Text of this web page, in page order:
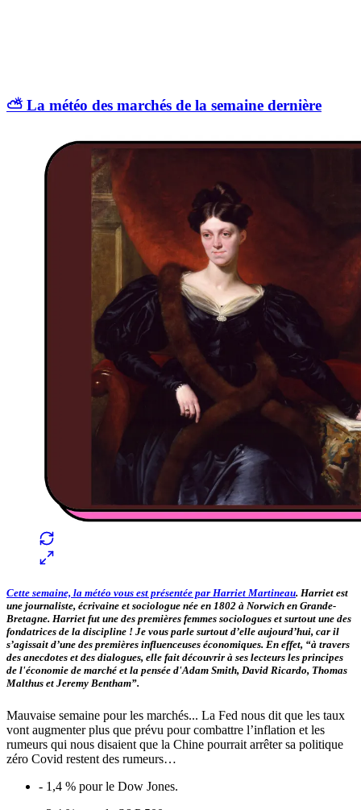
⛅️ La météo des marchés de la semaine dernière
Cette semaine, la météo vous est présentée par Harriet Martineau. Harriet est
une journaliste, écrivaine et sociologue née en 1802 à Norwich en Grande-
Bretagne. Harriet fut une des premières femmes sociologues et surtout une des
fondatrices de la discipline ! Je vous parle surtout d’elle aujourd’hui, car il
s’agissait d’une des premières influenceuses économiques. En effet, “à travers
des anecdotes et des dialogues, elle fait découvrir à ses lecteurs les principes
de l'économie de marché et la pensée d'Adam Smith, David Ricardo, Thomas
Malthus et Jeremy Bentham”.
Mauvaise semaine pour les marchés... La Fed nous dit que les taux
vont augmenter plus que prévu pour combattre l’inflation et les
rumeurs qui nous disaient que la Chine pourrait arrêter sa politique
zéro Covid restent des rumeurs…
- 1,4 % pour le Dow Jones.